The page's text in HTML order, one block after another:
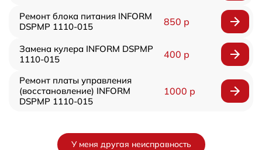
Ремонт блока питания INFORM
DSPMP 1110-015
850 р
Замена кулера INFORM DSPMP
1110-015
400 р
Ремонт платы управления
(восстановление) INFORM
DSPMP 1110-015
1000 р
У меня другая неисправность